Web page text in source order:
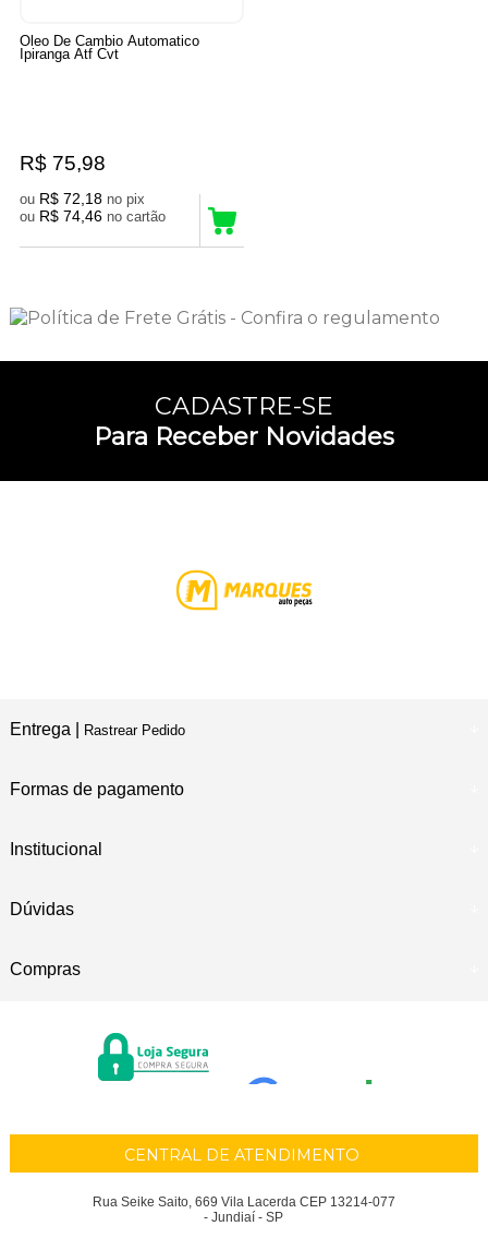
Oleo De Cambio Automatico
Ipiranga Atf Cvt
R$ 75,98
ou R$ 72,18
no pix
ou R$ 74,46 no cartão
CADASTRE-SE
Para Receber Novidades
Entrega | Rastrear Pedido
Formas de pagamento
Institucional
Dúvidas
Compras
CENTRAL DE ATENDIMENTO
Rua Seike Saito, 669 Vila Lacerda CEP 13214-077
- Jundiaí - SP